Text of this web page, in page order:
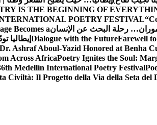
IS THE BEGINNING OF
POETRY FESTIVAL
موران… رحلة البحث عن الإنسانBecomes a
Dialogue with the FutureFarewell إيطاليا
Dr. Ashraf Aboul-Yazid Honored at Benha
Across AfricaPoetry Ignites the Soul:
Medellín International Poetry Festival
Civiltà: Il Progetto della Via della Seta del